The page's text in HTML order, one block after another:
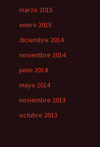
marzo 2015
enero 2015
diciembre 2014
noviembre 2014
junio 2014
mayo 2014
noviembre 2013
octubre 2013